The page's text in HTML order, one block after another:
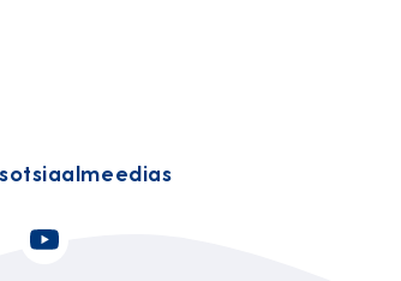
sotsiaalmeedias